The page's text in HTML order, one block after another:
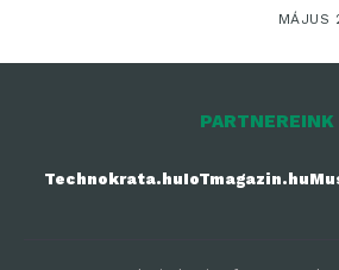
a
MÁJUS
PARTNEREINK
Technokrata.huIoTmagazin.hu